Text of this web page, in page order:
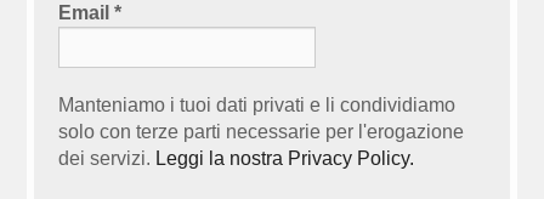
Email*
Manteniamo i tuoi dati privati e li condividiamo
solo con terze parti necessarie per l'erogazione
dei servizi. Leggi la nostra Privacy Policy.